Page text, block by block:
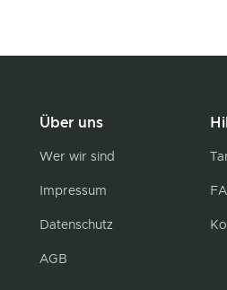
Über uns
Wer wir sind
Impressum
Datenschutz
AGB